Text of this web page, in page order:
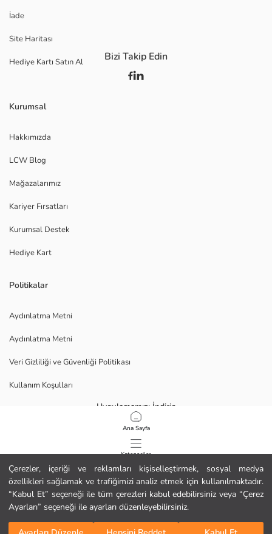
Çerezler, içeriği ve reklamları kişiselleştirmek, sosyal medya
özellikleri sağlamak ve trafiğimizi analiz etmek için kullanılmaktadır.
“Kabul Et” seçeneği ile tüm çerezleri kabul edebilirsiniz veya “Çerez
Ayarları” seçeneği ile ayarları düzenleyebilirsiniz.
Ana Sayfa
Kategoriler
Sepetim
1/ 47
İade
Site Haritası
Hediye Kartı Satın Al
Kurumsal
Hakkımızda
LCW Blog
Mağazalarımız
Kariyer Fırsatları
Kurumsal Destek
Hediye Kart
Politikalar
Aydınlatma Metni
Aydınlatma Metni
Veri Gizliliği ve Güvenliği Politikası
Kullanım Koşulları
Uygulamamızı İndirin
Bizi Takip Edin
Ülke